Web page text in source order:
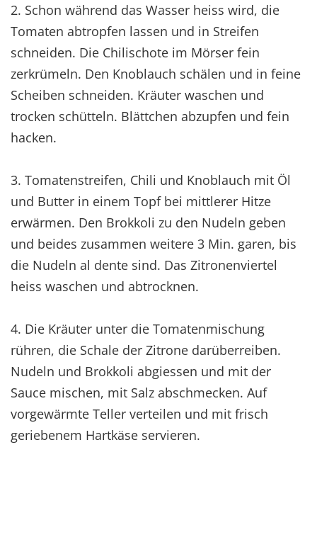
2. Schon während das Wasser heiss wird, die
Tomaten abtropfen lassen und in Streifen
schneiden. Die Chilischote im Mörser fein
zerkrümeln. Den Knoblauch schälen und in feine
Scheiben schneiden. Kräuter waschen und
trocken schütteln. Blättchen abzupfen und fein
hacken.
3. Tomatenstreifen, Chili und Knoblauch mit Öl
und Butter in einem Topf bei mittlerer Hitze
erwärmen. Den Brokkoli zu den Nudeln geben
und beides zusammen weitere 3 Min. garen, bis
die Nudeln al dente sind. Das Zitronenviertel
heiss waschen und abtrocknen.
4. Die Kräuter unter die Tomatenmischung
rühren, die Schale der Zitrone darüberreiben.
Nudeln und Brokkoli abgiessen und mit der
Sauce mischen, mit Salz abschmecken. Auf
vorgewärmte Teller verteilen und mit frisch
geriebenem Hartkäse servieren.